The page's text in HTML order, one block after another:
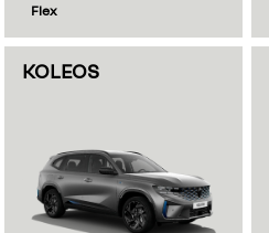
Flex
KOLEOS